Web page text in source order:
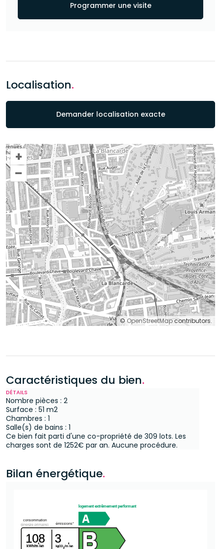
Programmer une visite
Localisation.
Demander localisation exacte
+
–
© OpenStreetMapcontributors.
Caractéristiques du bien.
DÉTAILS
Nombre pièces : 2
Surface : 51 m2
Chambres : 1
Salle(s) de bains : 1
Ce bien fait parti d'une co-propriété de 309 lots. Les
charges sont de 1252€ par an. Aucune procédure.
Bilan énergétique.
logement extrêmement performant
consommation
(énergie primaire)
108
kWh/m²/an
émissions*
3
kgCO2/m²/an